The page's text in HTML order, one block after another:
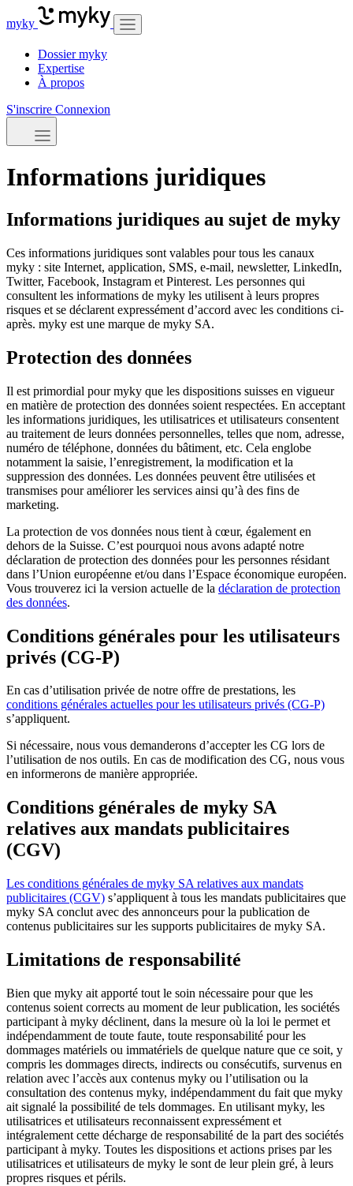
myky
Dossier myky
Expertise
À propos
S'inscrire Connexion
Informations juridiques
Informations juridiques au sujet de myky
Ces informations juridiques sont valables pour tous les canaux
myky : site Internet, application, SMS, e-mail, newsletter, LinkedIn,
Twitter, Facebook, Instagram et Pinterest. Les personnes qui
consultent les informations de myky les utilisent à leurs propres
risques et se déclarent expressément d’accord avec les conditions ci-
après. myky est une marque de myky SA.
Protection des données
Il est primordial pour myky que les dispositions suisses en vigueur
en matière de protection des données soient respectées. En acceptant
les informations juridiques, les utilisatrices et utilisateurs consentent
au traitement de leurs données personnelles, telles que nom, adresse,
numéro de téléphone, données du bâtiment, etc. Cela englobe
notamment la saisie, l’enregistrement, la modification et la
suppression des données. Les données peuvent être utilisées et
transmises pour améliorer les services ainsi qu’à des fins de
marketing.
La protection de vos données nous tient à cœur, également en
dehors de la Suisse. C’est pourquoi nous avons adapté notre
déclaration de protection des données pour les personnes résidant
dans l’Union européenne et/ou dans l’Espace économique européen.
Vous trouverez ici la version actuelle de la déclaration de protection
des données.
Conditions générales pour les utilisateurs
privés (CG-P)
En cas d’utilisation privée de notre offre de prestations, les
conditions générales actuelles pour les utilisateurs privés (CG-P)
s’appliquent.
Si nécessaire, nous vous demanderons d’accepter les CG lors de
l’utilisation de nos outils. En cas de modification des CG, nous vous
en informerons de manière appropriée.
Conditions générales de myky SA
relatives aux mandats publicitaires
(CGV)
Les conditions générales de myky SA relatives aux mandats
publicitaires (CGV) s’appliquent à tous les mandats publicitaires que
myky SA conclut avec des annonceurs pour la publication de
contenus publicitaires sur les supports publicitaires de myky SA.
Limitations de responsabilité
Bien que myky ait apporté tout le soin nécessaire pour que les
contenus soient corrects au moment de leur publication, les sociétés
participant à myky déclinent, dans la mesure où la loi le permet et
indépendamment de toute faute, toute responsabilité pour les
dommages matériels ou immatériels de quelque nature que ce soit, y
compris les dommages directs, indirects ou consécutifs, survenus en
relation avec l’accès aux contenus myky ou l’utilisation ou la
consultation des contenus myky, indépendamment du fait que myky
ait signalé la possibilité de tels dommages. En utilisant myky, les
utilisatrices et utilisateurs reconnaissent expressément et
intégralement cette décharge de responsabilité de la part des sociétés
participant à myky. Toutes les dispositions et actions prises par les
utilisatrices et utilisateurs de myky le sont de leur plein gré, à leurs
propres risques et périls.